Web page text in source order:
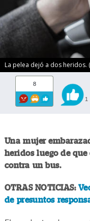
La pelea dejó a dos heridos.
8
1
Una mujer
heridos luego de
contra un bus.
OTRAS NOTICIAS:
de presuntos